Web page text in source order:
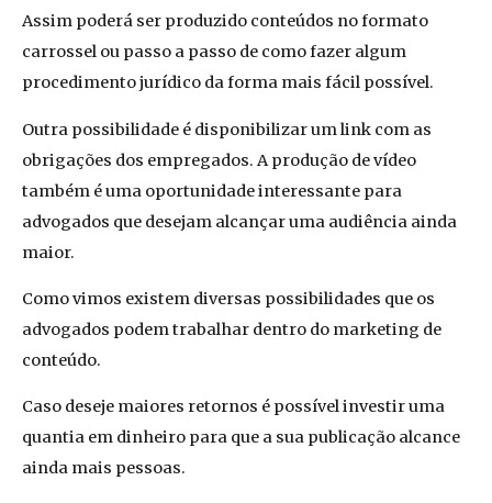
Assim poderá ser produzido conteúdos no formato
carrossel ou passo a passo de como fazer algum
procedimento jurídico da forma mais fácil possível.
Outra possibilidade é disponibilizar um link com as
obrigações dos empregados. A produção de vídeo
também é uma oportunidade interessante para
advogados que desejam alcançar uma audiência ainda
maior.
Como vimos existem diversas possibilidades que os
advogados podem trabalhar dentro do marketing de
conteúdo.
Caso deseje maiores retornos é possível investir uma
quantia em dinheiro para que a sua publicação alcance
ainda mais pessoas.